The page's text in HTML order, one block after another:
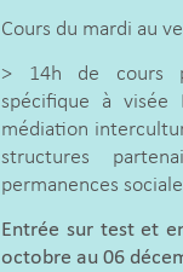
Cours du mardi au
> 14h de cours
spécifique à
médiation
structures
permanences
Entrée sur test et
octobre au 06